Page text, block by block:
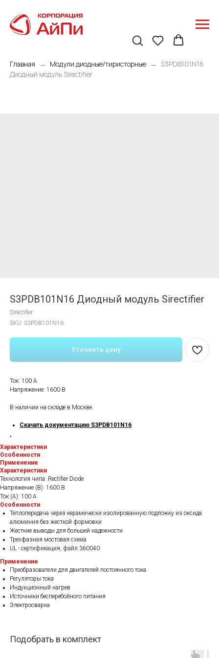
Главная Модули диодные/тиристорные
S3PDB101N16
Диодный модуль Sirectifier
S3PDB101N16 Диодный модуль Sirectifier
Sirectifier
SKU: S3PDB101N16
Уточнить цену
Ток: 100 А
Напряжение: 1600 В
В наличии на складе в Москве.
Скачать документацию S3PDB101N16
"
Характеристики
Особенности
Применение
Характеристики
Технология чипа: Rectifier Diode
Напряжение (В): 1600 В
Ток (А): 100 А
Особенности
Теплопередача через керамически изолированную подложку из оксида
алюминия без жесткой формовки
Жесткие выводы для большей надежности
Трехфазная мостовая схема
UL - сертификация, файл 360040
Применение
Преобразователи для двигателей постоянного тока
Регуляторы тока
Индукционный нагрев
Источники бесперебойного питания
Электросварка
Подобрать в комплект